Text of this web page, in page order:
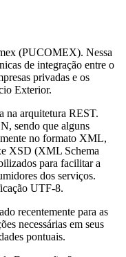
(PUCOMEX). Nessa
de integração entre o
privadas e os
Exterior.
na arquitetura REST.
sendo que alguns
no formato XML,
XSD (XML Schema
para facilitar a
dos serviços.
UTF-8.
recentemente para as
necessárias em seus
pontuais.